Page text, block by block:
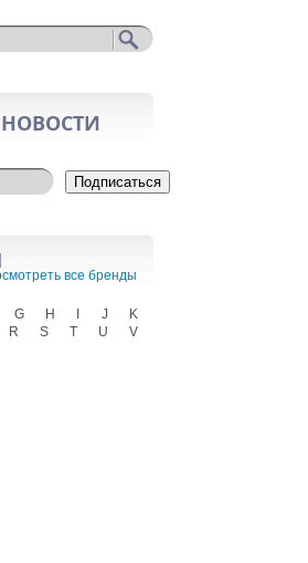
Подписаться
все бренды
G H J
K
R S T U
V